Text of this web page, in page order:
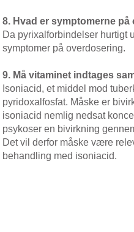
8. Hvad er symptomerne
Da pyrixalforbindelser hurtigt
symptomer på overdosering.
9. Må vitaminet indtages
Isoniacid, et middel mod
pyridoxalfosfat. Måske er
isoniacid nemlig nedsat
psykoser en bivirkning
Det vil derfor måske være
behandling med isoniacid.